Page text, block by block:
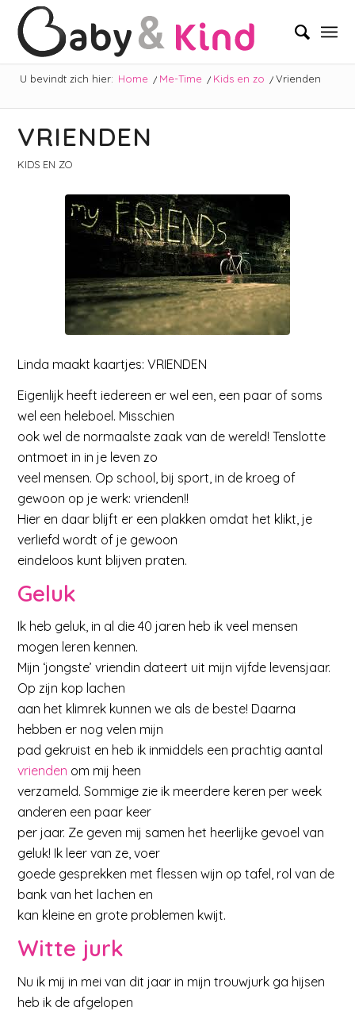
U bevindt zich hier: Home / Me-Time / Kids en zo / Vrienden
VRIENDEN
KIDS EN ZO
Linda maakt kaartjes: VRIENDEN
Eigenlijk heeft iedereen er wel een, een paar of soms
wel een heleboel. Misschien
ook wel de normaalste zaak van de wereld! Tenslotte
ontmoet in in je leven zo
veel mensen. Op school, bij sport, in de kroeg of
gewoon op je werk: vrienden!!
Hier en daar blijft er een plakken omdat het klikt, je
verliefd wordt of je gewoon
eindeloos kunt blijven praten.
Geluk
Ik heb geluk, in al die 40 jaren heb ik veel mensen
mogen leren kennen.
Mijn ‘jongste’ vriendin dateert uit mijn vijfde levensjaar.
Op zijn kop lachen
aan het klimrek kunnen we als de beste! Daarna
hebben er nog velen mijn
pad gekruist en heb ik inmiddels een prachtig aantal
vrienden om mij heen
verzameld. Sommige zie ik meerdere keren per week
anderen een paar keer
per jaar. Ze geven mij samen het heerlijke gevoel van
geluk! Ik leer van ze, voer
goede gesprekken met flessen wijn op tafel, rol van de
bank van het lachen en
kan kleine en grote problemen kwijt.
Witte jurk
Nu ik mij in mei van dit jaar in mijn trouwjurk ga hijsen
heb ik de afgelopen